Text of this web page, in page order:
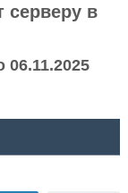
серверу в
06.11.2025